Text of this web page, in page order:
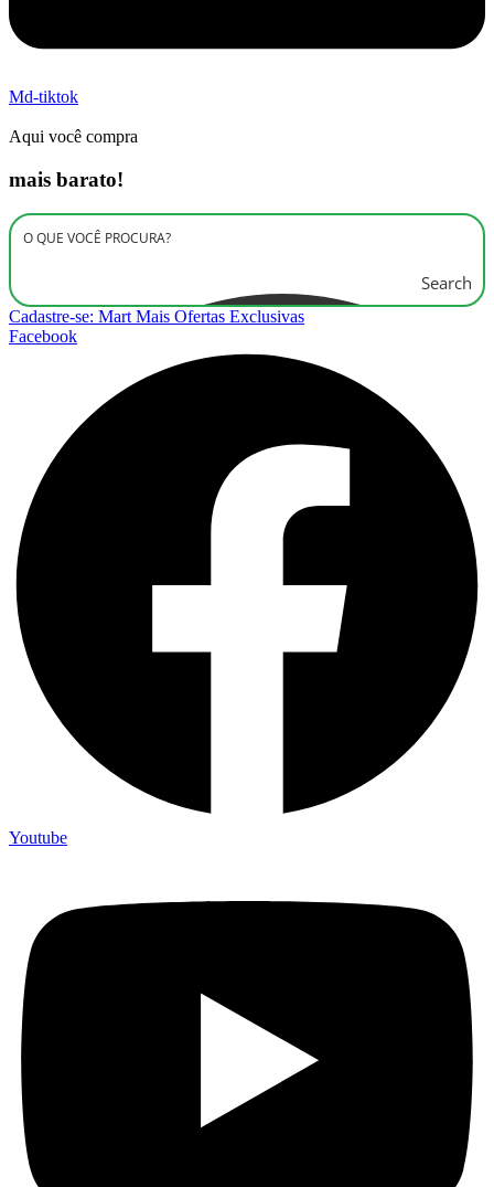
Md-tiktok
Aqui você compra
mais barato!
Search
Cadastre-se: Mart Mais Ofertas Exclusivas
Facebook
Youtube